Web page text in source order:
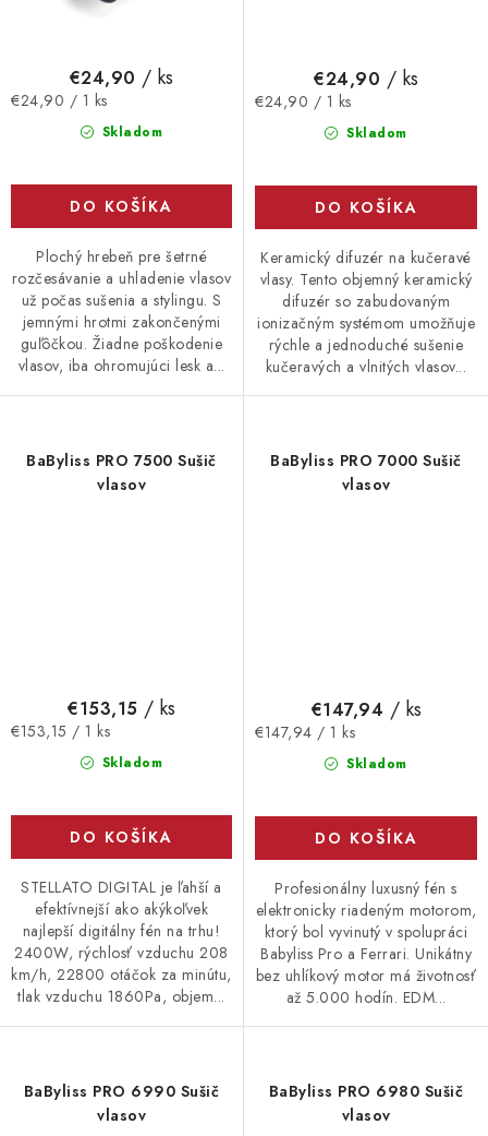
Skladom
€24,90 / ks
Jednotková
€24,90 / 1 ks
DO KOŠÍKA
Plochý hrebeň pre šetrné
rozčesávanie a uhladenie vlasov
už počas sušenia a stylingu. S
jemnými hrotmi zakončenými
guľôčkou. Žiadne poškodenie
vlasov, iba ohromujúci lesk a...
Skladom
€24,90 / ks
Jednotková
€24,90 / 1 ks
DO KOŠÍKA
Keramický difuzér na kučeravé
vlasy. Tento objemný keramický
difuzér so zabudovaným
ionizačným systémom umožňuje
rýchle a jednoduché sušenie
kučeravých a vlnitých vlasov...
BaByliss PRO 7500 Sušič
vlasov
Skladom
€153,15 / ks
Jednotková
€153,15 / 1 ks
DO KOŠÍKA
STELLATO DIGITAL je ľahší a
efektívnejší ako akýkoľvek
najlepší digitálny fén na trhu!
2400W, rýchlosť vzduchu 208
km/h, 22800 otáčok za minútu,
tlak vzduchu 1860Pa, objem...
BaByliss PRO 7000 Sušič
vlasov
Skladom
€147,94 / ks
Jednotková
€147,94 / 1 ks
DO KOŠÍKA
Profesionálny luxusný fén s
elektronicky riadeným motorom,
ktorý bol vyvinutý v spolupráci
Babyliss Pro a Ferrari. Unikátny
bez uhlíkový motor má životnosť
až 5.000 hodín. EDM...
BaByliss PRO 6990 Sušič
vlasov
BaByliss PRO 6980 Sušič
vlasov